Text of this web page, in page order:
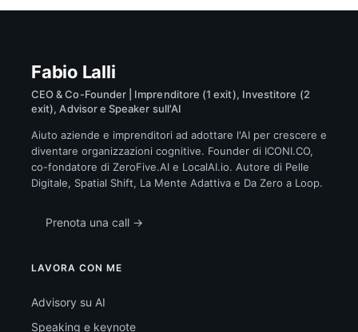
Fabio Lalli
CEO & Co-Founder | Imprenditore (1 exit), Investitore (2
exit), Advisor e Speaker sull'AI
Aiuto aziende e imprenditori ad adottare l'AI per crescere e
diventare organizzazioni cognitive. Founder di ICONI.CO,
co-fondatore di ZeroFive.AI e LocalAI.io. Autore di Pelle
Digitale, Spatial Shift, La Mente Adattiva e Da Zero a Loop.
Prenota una call →
LAVORA CON ME
Advisory su AI
Speaking e keynote